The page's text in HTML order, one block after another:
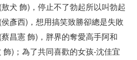
犬 飾)，停止不了勃起所以叫勃起
彥西)，想用搞笑致勝卻總是失敗
昌憲 飾)，胖界的奪愛高手阿和
飾)；為了共同喜歡的女孩-沈佳宜